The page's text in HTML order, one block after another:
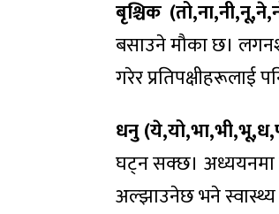
बृश्चिक
बसाउने मौका छ।
गरेर प्रतिपक्षीहरूलाई
धनु
घट्न सक्छ। अध्ययनमा
अल्झाउनेछ भने